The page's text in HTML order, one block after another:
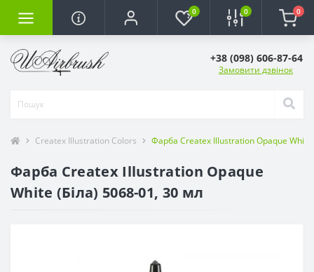
0 0 0
+38 (098) 606-87-64
Замовити дзвінок
Createx Illustration Colors Фарба Createx Illustration Opaque White
Фарба Createx Illustration Opaque
White (Біла) 5068-01, 30 мл